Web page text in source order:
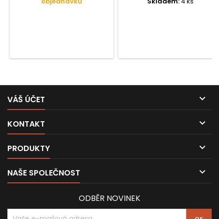
VÁŠ ÚČET 
KONTAKT 
PRODUKTY 
NAŠE SPOLEČNOST 
ODBĚR NOVINEK